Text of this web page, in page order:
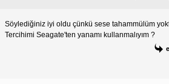
Söylediğiniz iyi oldu çünkü sese tahammülüm
Tercihimi Seagate'ten yanamı kullanmalıyım ?